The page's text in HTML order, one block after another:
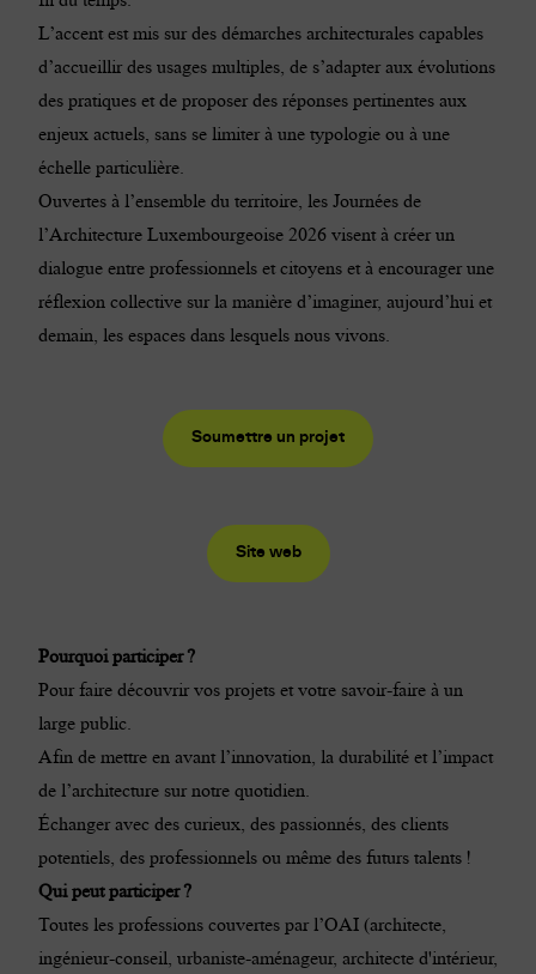
L’accent est mis sur des démarches architecturales capables
d’accueillir des usages multiples, de s’adapter aux évolutions
des pratiques et de proposer des réponses pertinentes aux
enjeux actuels, sans se limiter à une typologie ou à une
échelle particulière.
Ouvertes à l’ensemble du territoire, les Journées de
l’Architecture Luxembourgeoise 2026 visent à créer un
dialogue entre professionnels et citoyens et à encourager une
réflexion collective sur la manière d’imaginer, aujourd’hui et
demain, les espaces dans lesquels nous vivons.
Soumettre un projet
Site web
Pourquoi participer ?
Pour faire découvrir vos projets et votre savoir-faire à un
large public.
Afin de mettre en avant l’innovation, la durabilité et l’impact
de l’architecture sur notre quotidien.
Échanger avec des curieux, des passionnés, des clients
potentiels, des professionnels ou même des futurs talents !
Qui peut participer ?
Toutes les professions couvertes par l’OAI (architecte,
ingénieur-conseil, urbaniste-aménageur, architecte d'intérieur,